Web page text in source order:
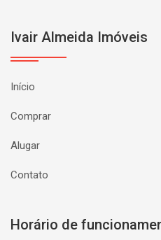
Ivair Almeida Imóveis
Início
Comprar
Alugar
Contato
Horário de